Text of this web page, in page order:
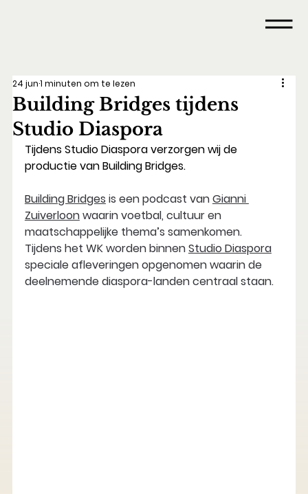
Building Bridges tijdens
Studio Diaspora
24 jun1 minuten om te lezen
Tijdens Studio Diaspora verzorgen wij de
productie van Building Bridges.
Building Bridges is een podcast van Gianni
Zuiverloon waarin voetbal, cultuur en
maatschappelijke thema’s samenkomen.
Tijdens het WK worden binnen Studio Diaspora
speciale afleveringen opgenomen waarin de
deelnemende diaspora-landen centraal staan.